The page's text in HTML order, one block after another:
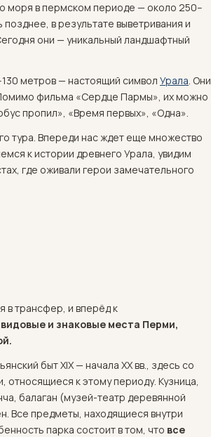
моря в пермском периоде — около 250–
в результате выветривания и
они — уникальный ландшафтный
метров — настоящий символ Урала. Они
фильма «Сердце Пармы», их можно
пропил», «Время первых», «Одна».
тура. Впереди нас ждет еще множество
к истории древнего Урала, увидим
где оживали герои замечательного
в трансфер, и вперёд к
видовые и знаковые места Перми,
быт XIX — начала XX вв., здесь со
относящиеся к этому периоду. Кузница,
балаган (музей-театр деревянной
Все предметы, находящиеся внутри
парка состоит в том, что все